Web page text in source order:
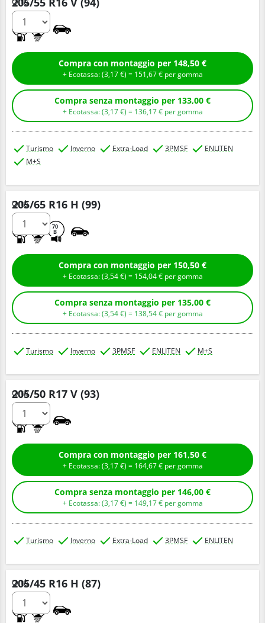
Compra con montaggio per 148,50 €
+ Ecotassa: (3,17€ ) = 151,67€ per gomma
Compra senza montaggio per 133,00 €
+ Ecotassa: (3,17€ ) = 136,17€ per gomma
Turismo Inverno Extra-Load 3PMSF
ENLITEN
M+S
205/65 R16 H (99)
70
B
Q.tà
Compra con montaggio per 150,50 €
+ Ecotassa: (3,54€ ) = 154,04€ per gomma
Compra senza montaggio per 135,00 €
+ Ecotassa: (3,54€ ) = 138,54€ per gomma
Turismo Inverno 3PMSF ENLITEN M+S
205/50 R17 V (93)
Q.tà
Compra con montaggio per 161,50 €
+ Ecotassa: (3,17€ ) = 164,67€ per gomma
Compra senza montaggio per 146,00 €
+ Ecotassa: (3,17€ ) = 149,17€ per gomma
Turismo Inverno Extra-Load 3PMSF ENLITEN
205/45 R16 H (87)
Q.tà